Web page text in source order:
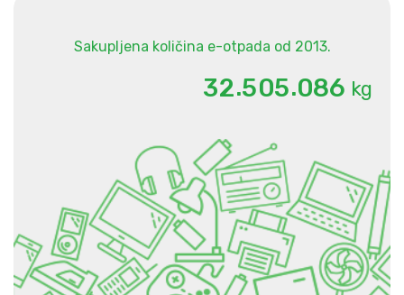
Sakupljena količina e-otpada od 2013.
32.505.086 kg